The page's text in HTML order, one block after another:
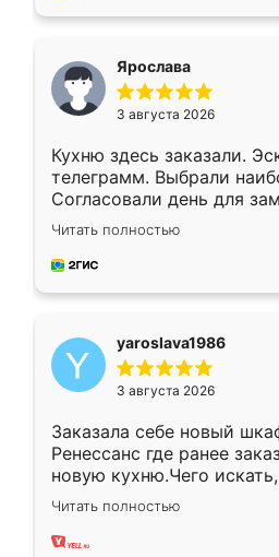
Ярослава
3 августа 2026
Кухню здесь заказали.
телеграмм. Выбрали
Согласовали день для
недели кухня была уже
довольны работой.
мебель за качественную
Читать полностью
yaroslava1986
3 августа 2026
Заказала себе новый
Ренессанс где ранее
новую кухню.Чего
вполне довольна. Служит
два года, нареканий нет.
Читать полностью